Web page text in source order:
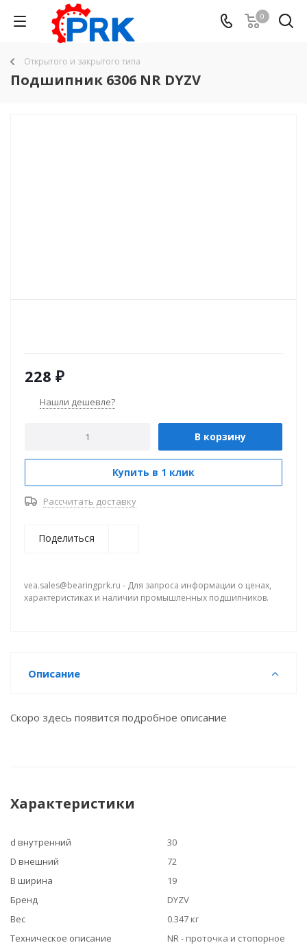
0
Открытого и закрытого типа
Подшипник 6306 NR DYZV
228 ₽
Нашли дешевле?
В корзину
Купить в 1 клик
Рассчитать доставку
Поделиться
vea.sales@bearingprk.ru - Для запроса информации о ценах,
характеристиках и наличии промышленных подшипников.
Описание
Скоро здесь появится подробное описание
Характеристики
d внутренний
30
D внешний
72
B ширина
19
Бренд
DYZV
Вес
0.347 кг
Техническое описание
NR - проточка и стопорное